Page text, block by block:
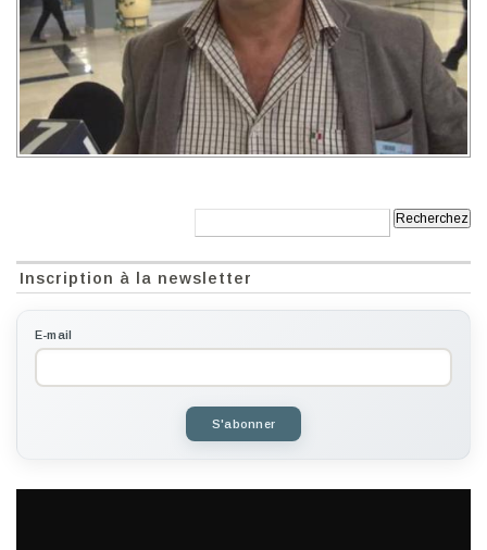
Inscription à la newsletter
E-mail
S'abonner